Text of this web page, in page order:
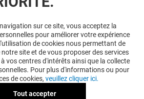
sur ce site, vous acceptez la
pour améliorer votre expérience
de cookies nous permettant de
site et de vous proposer des services
vos centres d'intérêts ainsi que la collecte
Pour plus d'informations ou pour
de cookies, veuillez cliquer ici.
Tout accepter